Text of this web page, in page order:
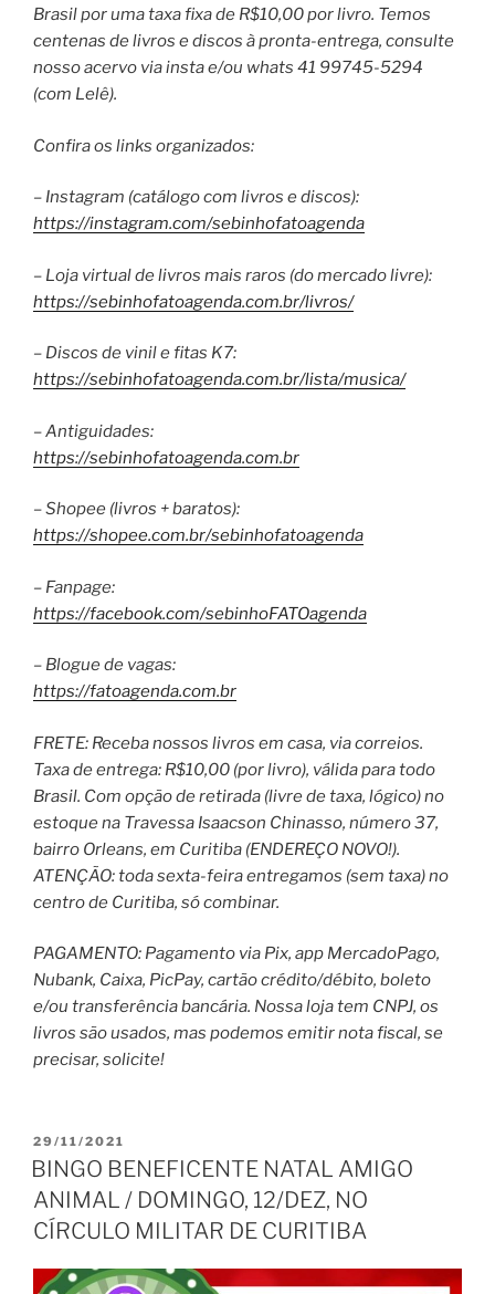
Brasil por uma taxa fixa de R$10,00 por livro. Temos
centenas de livros e discos à pronta-entrega, consulte
nosso acervo via insta e/ou whats 41 99745-5294
(com Lelê).
Confira os links organizados:
– Instagram (catálogo com livros e discos):
https://instagram.com/sebinhofatoagenda
– Loja virtual de livros mais raros (do mercado livre):
https://sebinhofatoagenda.com.br/livros/
– Discos de vinil e fitas K7:
https://sebinhofatoagenda.com.br/lista/musica/
– Antiguidades:
https://sebinhofatoagenda.com.br
– Shopee (livros + baratos):
https://shopee.com.br/sebinhofatoagenda
– Fanpage:
https://facebook.com/sebinhoFATOagenda
– Blogue de vagas:
https://fatoagenda.com.br
FRETE: Receba nossos livros em casa, via correios.
Taxa de entrega: R$10,00 (por livro), válida para todo
Brasil. Com opção de retirada (livre de taxa, lógico) no
estoque na Travessa Isaacson Chinasso, número 37,
bairro Orleans, em Curitiba (ENDEREÇO NOVO!).
ATENÇÃO: toda sexta-feira entregamos (sem taxa) no
centro de Curitiba, só combinar.
PAGAMENTO: Pagamento via Pix, app MercadoPago,
Nubank, Caixa, PicPay, cartão crédito/débito, boleto
e/ou transferência bancária. Nossa loja tem CNPJ, os
livros são usados, mas podemos emitir nota fiscal, se
precisar, solicite!
PUBLICADO
EM
29/11/2021
BINGO BENEFICENTE NATAL AMIGO
ANIMAL / DOMINGO, 12/DEZ, NO
CÍRCULO MILITAR DE CURITIBA